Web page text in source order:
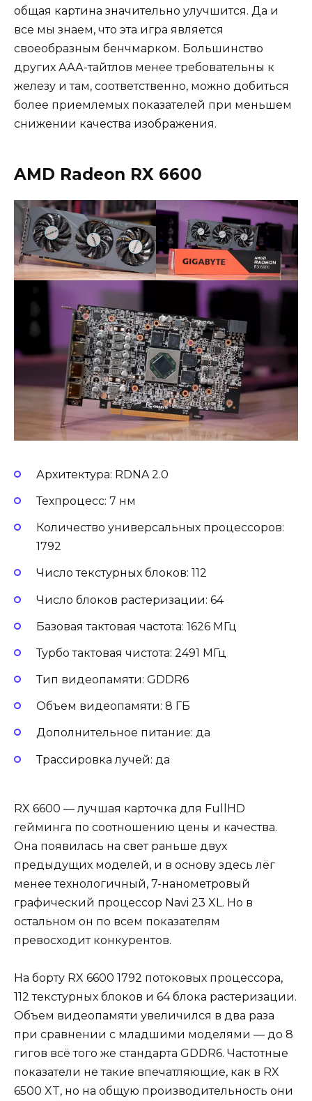
общая картина значительно улучшится. Да и
все мы знаем, что эта игра является
своеобразным бенчмарком. Большинство
других ААА-тайтлов менее требовательны к
железу и там, соответственно, можно добиться
более приемлемых показателей при меньшем
снижении качества изображения.
AMD Radeon RX 6600
Архитектура: RDNA 2.0
Техпроцесс: 7 нм
Количество универсальных процессоров:
1792
Число текстурных блоков: 112
Число блоков растеризации: 64
Базовая тактовая частота: 1626 МГц
Турбо тактовая чистота: 2491 МГц
Тип видеопамяти: GDDR6
Объем видеопамяти: 8 ГБ
Дополнительное питание: да
Трассировка лучей: да
RX 6600 — лучшая карточка для FullHD
гейминга по соотношению цены и качества.
Она появилась на свет раньше двух
предыдущих моделей, и в основу здесь лёг
менее технологичный, 7-нанометровый
графический процессор Navi 23 XL. Но в
остальном он по всем показателям
превосходит конкурентов.
На борту RX 6600 1792 потоковых процессора,
112 текстурных блоков и 64 блока растеризации.
Объем видеопамяти увеличился в два раза
при сравнении с младшими моделями — до 8
гигов всё того же стандарта GDDR6. Частотные
показатели не такие впечатляющие, как в RX
6500 XT, но на общую производительность они